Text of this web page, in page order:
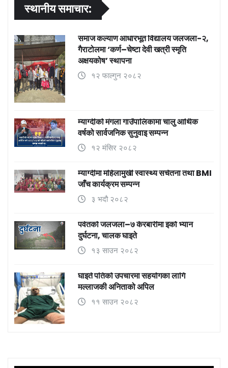
स्थानीय समाचार:
समाज कल्याण आधारभूत विद्यालय जलजला-२,
गैराटोलमा ‘कर्ण–चेष्टा देवी खत्री स्मृति
अक्षयकोष’ स्थापना
१२ फाल्गुन २०८२
म्याग्दीको मंगला गाउँपालिकामा चालु आर्थिक
वर्षको सार्वजनिक सुनुवाइ सम्पन्न
१२ मंसिर २०८२
म्याग्दीमा महिलामुखी स्वास्थ्य सचेतना तथा BMI
जाँच कार्यक्रम सम्पन्न
३ भदौ २०८२
पर्वतको जलजला–७ केरबारीमा इको भ्यान
दुर्घटना, चालक घाइते
१३ साउन २०८२
घाइते पतिको उपचारमा सहयोगका लागि
मल्लाजकी अनिताको अपिल
११ साउन २०८२